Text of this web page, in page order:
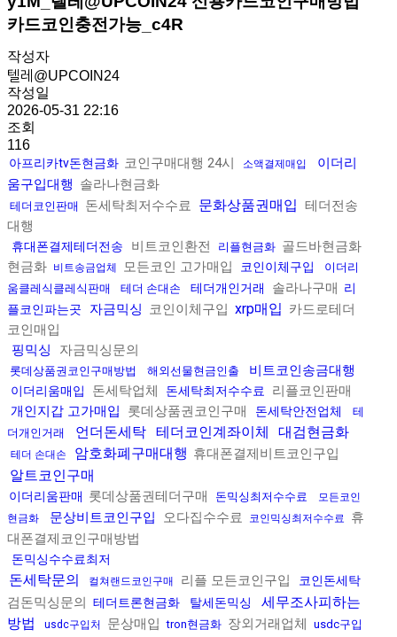
카드코인충전가능_c4R
작성자
텔레@UPCOIN24
작성일
2026-05-31 22:16
조회
116
아프리카tv돈현금화 코인구매대행 24시 소액결제매입
이더리
움구입대행 솔라나현금화
테더코인판매 돈세탁최저수수료 문화상품권매입 테더전송
대행
휴대폰결제테더전송 비트코인환전 리플현금화 골드바현금화
현금화 비트송금업체 모든코인 고가매입 코인이체구입
이더리
움클레식클레식판매
테더 손대손 테더개인거래 솔라나구매 리
플코인파는곳
자금믹싱 코인이체구입 xrp매입 카드로테더
코인매입
핑믹싱
자금믹싱문의
롯데상품권코인구매방법 해외선물현금인출 비트코인송금대행
이더리움매입 돈세탁업체 돈세탁최저수수료
리플코인판매
개인지갑 고가매입
롯데상품권코인구매 돈세탁안전업체
테
더개인거래
언더돈세탁 테더코인계좌이체 대검현금화
테더 손대손 암호화폐구매대행 휴대폰결제비트코인구입
알트코인구매
이더리움판매 롯데상품권테더구매 돈믹싱최저수수료
모든코인
현금화
문상비트코인구입 오다집수수료 코인믹싱최저수수료
휴
대폰결제코인구매방법
돈믹싱수수료최저
돈세탁문의 컬쳐랜드코인구매 리플 모든코인구입 코인돈세탁
검돈믹싱문의 테더트론현금화 탈세돈믹싱
세무조사피하는
방법
usdc구입처 문상매입 tron현금화 장외거래업체 usdc구입